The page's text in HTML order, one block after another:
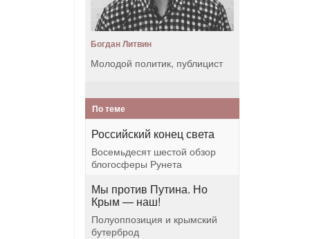
Богдан Литвин
Молодой политик, публицист
По теме
Российский конец света
Восемьдесят шестой обзор
блогосферы Рунета
Мы против Путина. Но
Крым — наш!
Полуоппозиция и крымский
бутерброд